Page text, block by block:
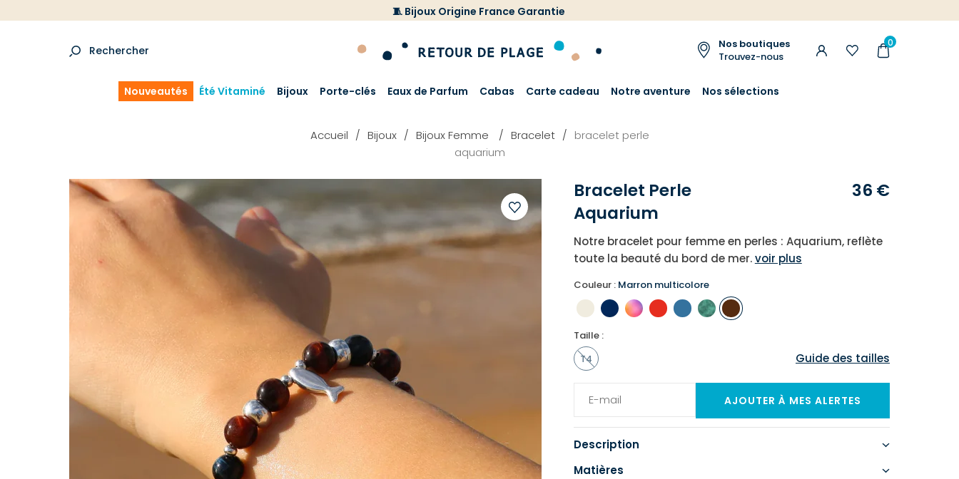
🧵 Bijoux Origine France Garantie
Rechercher
Nos boutiques
Trouvez-nous
0
Nouveautés Été Vitaminé Bijoux Porte-clés Eaux de Parfum Cabas Carte cadeau Notre aventure Nos sélections
Accueil Bijoux Bijoux Femme Bracelet
bracelet perle
aquarium
Ajouter
à
Bracelet Perle
Aquarium
36 €
Notre bracelet pour femme en perles : Aquarium, reflète
toute la beauté du bord de mer.voir plus
Couleur : Marron multicolore
Taille :
T4
Guide des tailles
Description
Matières